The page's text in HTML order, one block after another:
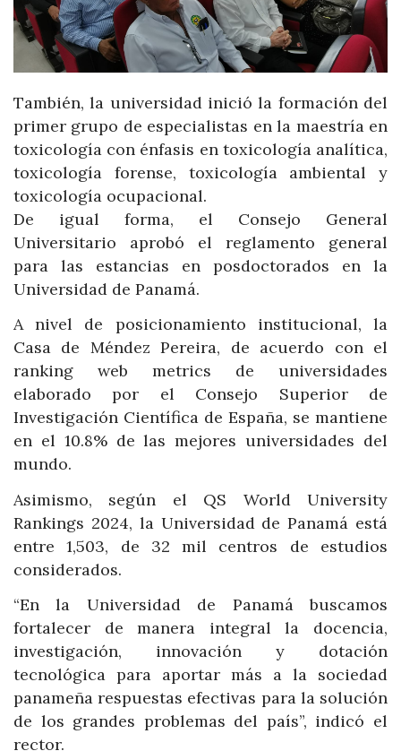
También, la universidad inició la formación del
primer grupo de especialistas en la maestría en
toxicología con énfasis en toxicología analítica,
toxicología forense, toxicología ambiental y
toxicología ocupacional.
De igual forma, el Consejo General
Universitario aprobó el reglamento general
para las estancias en posdoctorados en la
Universidad de Panamá.
A nivel de posicionamiento institucional, la
Casa de Méndez Pereira, de acuerdo con el
ranking web metrics de universidades
elaborado por el Consejo Superior de
Investigación Científica de España, se mantiene
en el 10.8% de las mejores universidades del
mundo.
Asimismo, según el QS World University
Rankings 2024, la Universidad de Panamá está
entre 1,503, de 32 mil centros de estudios
considerados.
“En la Universidad de Panamá buscamos
fortalecer de manera integral la docencia,
investigación, innovación y dotación
tecnológica para aportar más a la sociedad
panameña respuestas efectivas para la solución
de los grandes problemas del país”, indicó el
rector.